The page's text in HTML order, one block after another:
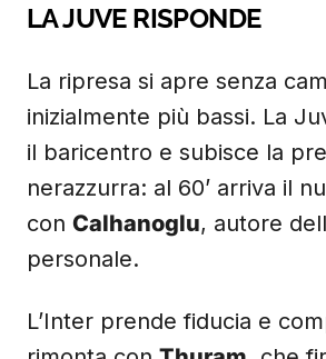
LA JUVE RISPONDE
La ripresa si apre senza
inizialmente più bassi. La
il baricentro e subisce la
nerazzurra: al 60’ arriva il
con Calhanoglu, autore
personale.
L’Inter prende fiducia e